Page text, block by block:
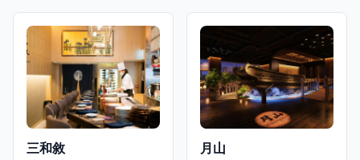
三和敘 月山